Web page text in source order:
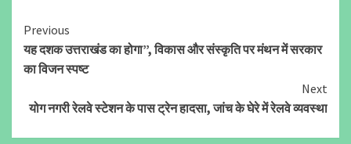
Continue
Reading
Previous
यह दशक उत्तराखंड का होगा”, विकास और संस्कृति पर मंथन में सरकार
का विजन स्पष्ट
Next
योग नगरी रेलवे स्टेशन के पास ट्रेन हादसा, जांच के घेरे में रेलवे व्यवस्था